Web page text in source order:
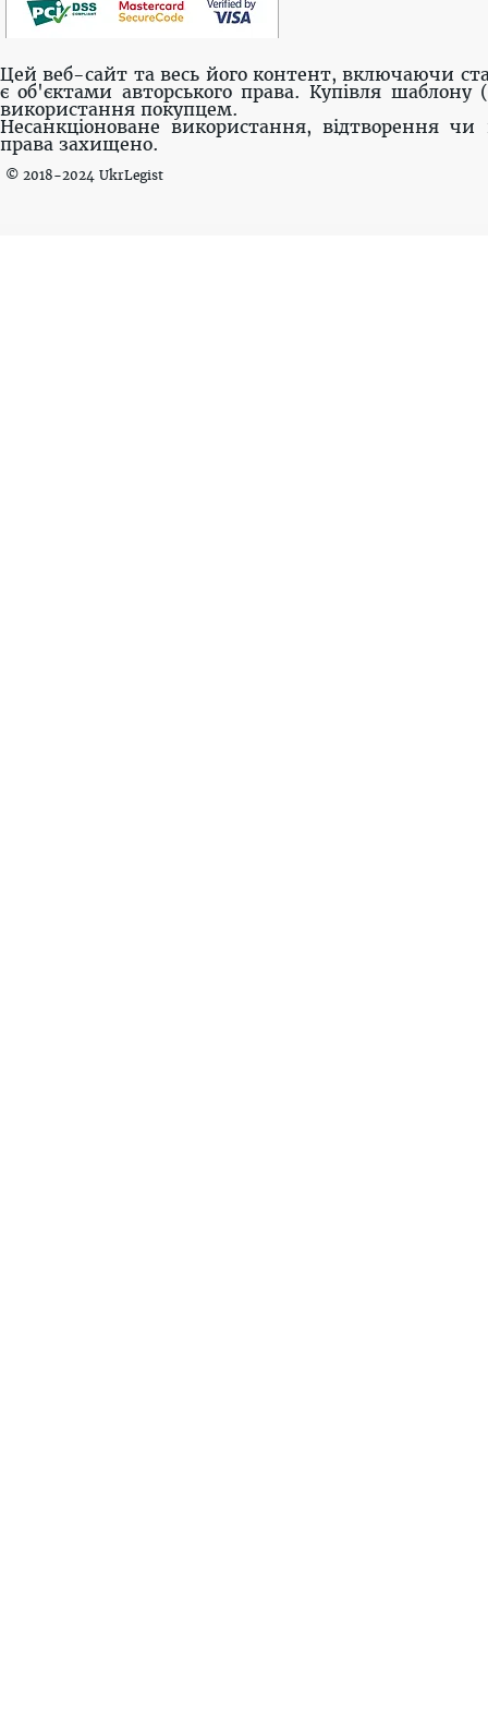
Цей веб-сайт та весь його контент, включаючи
є об'єктами авторського права. Купівля шаблону
використання покупцем.
Несанкціоноване використання, відтворення
права захищено.
© 2018-2024 UkrLegist